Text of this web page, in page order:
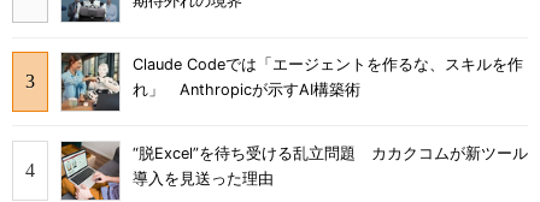
Claude Codeでは「エージェントを作るな、スキルを作
れ」 Anthropicが示すAI構築術
“脱Excel”を待ち受ける乱立問題 カカクコムが新ツール
導入を見送った理由